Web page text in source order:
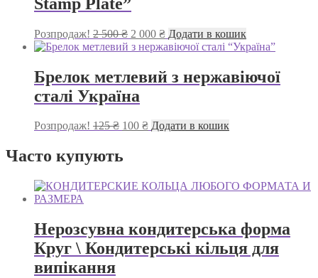
Розпродаж! 2 500₴ Оригінальна
ціна:
2 000 ₴Поточна
ціна:
000 ₴.
Додати в кошик
Брелок метлевий з нержавіючої
сталі Україна
Розпродаж! 125₴ Оригінальна
100 ₴Поточна
Додати в кошик
Часто купують
Нерозсувна кондитерська форма
Круг \ Кондитерські кільця для
випікання